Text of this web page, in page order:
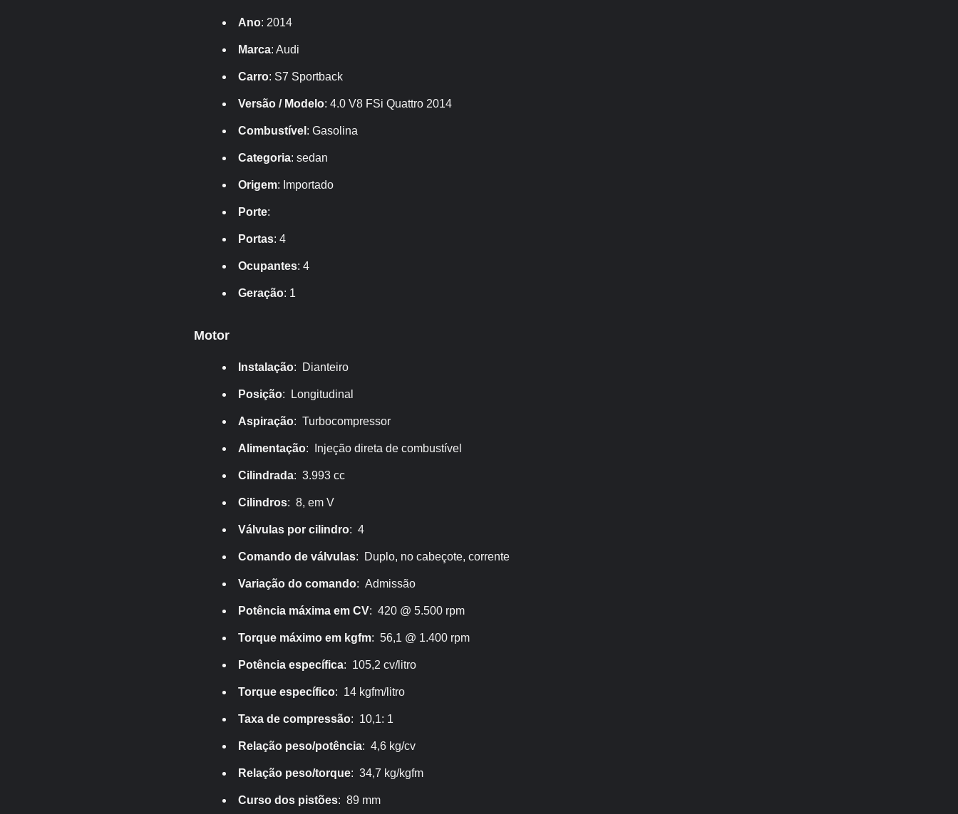
Ano: 2014
Marca: Audi
Carro: S7 Sportback
Versão / Modelo: 4.0 V8 FSi Quattro 2014
Combustível : Gasolina
Categoria: sedan
Origem: Importado
Porte:
Portas: 4
Ocupantes: 4
Geração: 1
Motor
Instalação: Dianteiro
Posição: Longitudinal
Aspiração: Turbocompressor
Alimentação: Injeção direta de combustível
Cilindrada: 3.993 cc
Cilindros: 8, em V
Válvulas por cilindro: 4
Comando de válvulas: Duplo, no cabeçote, corrente
Variação do comando: Admissão
Potência máxima em CV: 420 @ 5.500 rpm
Torque máximo em kgfm: 56,1 @ 1.400 rpm
Potência específica: 105,2 cv/litro
Torque específico: 14 kgfm/litro
Taxa de compressão: 10,1: 1
Relação peso/potência: 4,6 kg/cv
Relação peso/torque: 34,7 kg/kgfm
Curso dos pistões: 89 mm